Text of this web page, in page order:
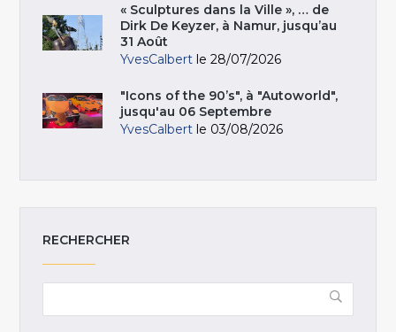
« Sculptures dans la Ville », … de
Dirk De Keyzer, à Namur, jusqu’au
31 Août
YvesCalbert le 28/07/2026
"Icons of the 90’s", à "Autoworld",
jusqu'au 06 Septembre
YvesCalbert le 03/08/2026
RECHERCHER